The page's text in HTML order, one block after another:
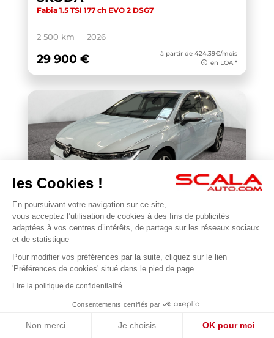
Fabia 1.5 TSI 177 ch EVO 2 DSG7
2 500 km 2026
29 900 €
à partir de 424.39€/mois
en LOA *
VOLKSWAGEN
Golf 1.5 eTSI EVO2 116 DSG7
19 906 km
27 990 €
à partir de 395.43€/mois
les Cookies !
En poursuivant votre navigation sur ce site,
vous acceptez l’utilisation de cookies à des fins de publicités
adaptées à vos centres d’intérêts, de partage sur les réseaux sociaux
et de statistique
Pour modifier vos préférences par la suite, cliquez sur le lien
'Préférences de cookies' situé dans le pied de page.
Lire la politique de confidentialité
Consentements certifiés par
Non merci Je choisis OK pour moi